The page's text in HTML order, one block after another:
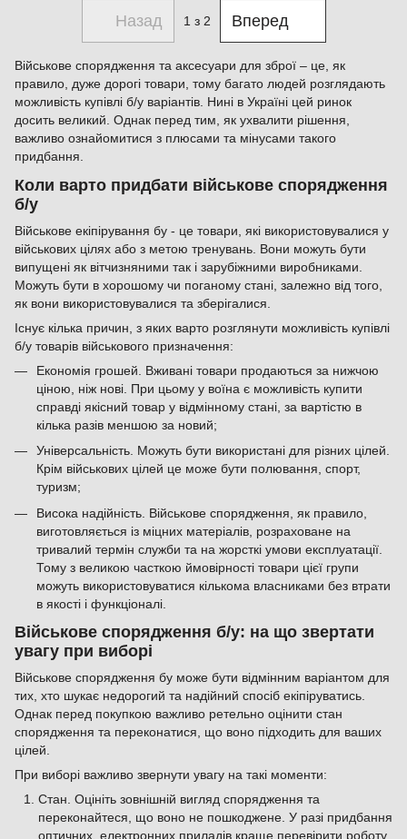
Назад 1 з 2 Вперед
Військове спорядження та аксесуари для зброї – це, як
правило, дуже дорогі товари, тому багато людей розглядають
можливість купівлі б/у варіантів. Нині в Україні цей ринок
досить великий. Однак перед тим, як ухвалити рішення,
важливо ознайомитися з плюсами та мінусами такого
придбання.
Коли варто придбати військове спорядження
б/у
Військове екіпірування бу - це товари, які використовувалися у
військових цілях або з метою тренувань. Вони можуть бути
випущені як вітчизняними так і зарубіжними виробниками.
Можуть бути в хорошому чи поганому стані, залежно від того,
як вони використовувалися та зберігалися.
Існує кілька причин, з яких варто розглянути можливість купівлі
б/у товарів військового призначення:
Економія грошей. Вживані товари продаються за нижчою
ціною, ніж нові. При цьому у воїна є можливість купити
справді якісний товар у відмінному стані, за вартістю в
кілька разів меншою за новий;
Універсальність. Можуть бути використані для різних цілей.
Крім військових цілей це може бути полювання, спорт,
туризм;
Висока надійність. Військове спорядження, як правило,
виготовляється із міцних матеріалів, розраховане на
тривалий термін служби та на жорсткі умови експлуатації.
Тому з великою часткою ймовірності товари цієї групи
можуть використовуватися кількома власниками без втрати
в якості і функціоналі.
Військове спорядження б/у: на що звертати
увагу при виборі
Військове спорядження бу може бути відмінним варіантом для
тих, хто шукає недорогий та надійний спосіб екіпіруватись.
Однак перед покупкою важливо ретельно оцінити стан
спорядження та переконатися, що воно підходить для ваших
цілей.
При виборі важливо звернути увагу на такі моменти:
Стан. Оцініть зовнішній вигляд спорядження та
переконайтеся, що воно не пошкоджене. У разі придбання
оптичних, електронних приладів краще перевірити роботу